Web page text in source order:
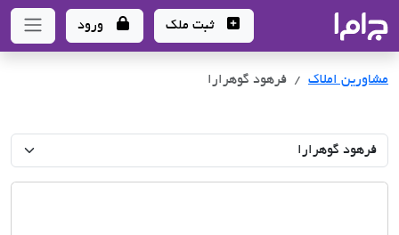
- سامانه جامع املاک و مشاورین املاک
ثبت ملک ورود
مشاورین املاک فرهود گوهرارا